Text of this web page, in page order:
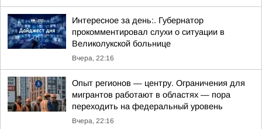
Интересное за день:. Губернатор
прокомментировал слухи о ситуации в
Великолукской больнице
Вчера, 22:16
Опыт регионов — центру. Ограничения для
мигрантов работают в областях — пора
переходить на федеральный уровень
Вчера, 22:16